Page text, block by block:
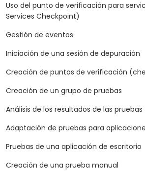
Uso del punto de verificación para
Services Checkpoint)
Gestión de eventos
Iniciación de una sesión de depuración
Creación de puntos de verificación
Creación de un grupo de pruebas
Análisis de los resultados de las pruebas
Adaptación de pruebas para
Pruebas de una aplicación de escritorio
Creación de una prueba manual